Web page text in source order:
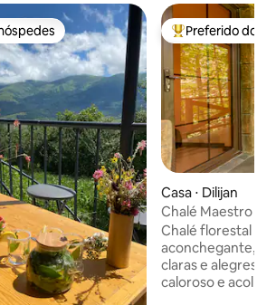
preferidos dos hóspedes Entre os
Preferido dos
Casa ⋅ Dilijan
Chalé Maestro
Dilijan
Chalé florestal
aconchegante,
claras e alegres
caloroso e